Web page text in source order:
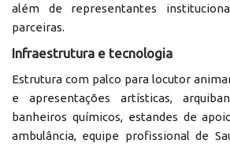
além de representantes
parceiras.
Infraestrutura e tecnologia
Estrutura com palco para locutor
e apresentações artísticas,
banheiros químicos, estandes de
ambulância, equipe profissional de